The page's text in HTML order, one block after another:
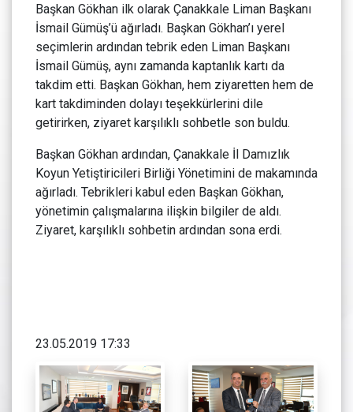
Başkan Gökhan ilk olarak Çanakkale Liman Başkanı
İsmail Gümüş’ü ağırladı. Başkan Gökhan’ı yerel
seçimlerin ardından tebrik eden Liman Başkanı
İsmail Gümüş, aynı zamanda kaptanlık kartı da
takdim etti. Başkan Gökhan, hem ziyaretten hem de
kart takdiminden dolayı teşekkürlerini dile
getirirken, ziyaret karşılıklı sohbetle son buldu.
Başkan Gökhan ardından, Çanakkale İl Damızlık
Koyun Yetiştiricileri Birliği Yönetimini de makamında
ağırladı. Tebrikleri kabul eden Başkan Gökhan,
yönetimin çalışmalarına ilişkin bilgiler de aldı.
Ziyaret, karşılıklı sohbetin ardından sona erdi.
23.05.2019 17:33